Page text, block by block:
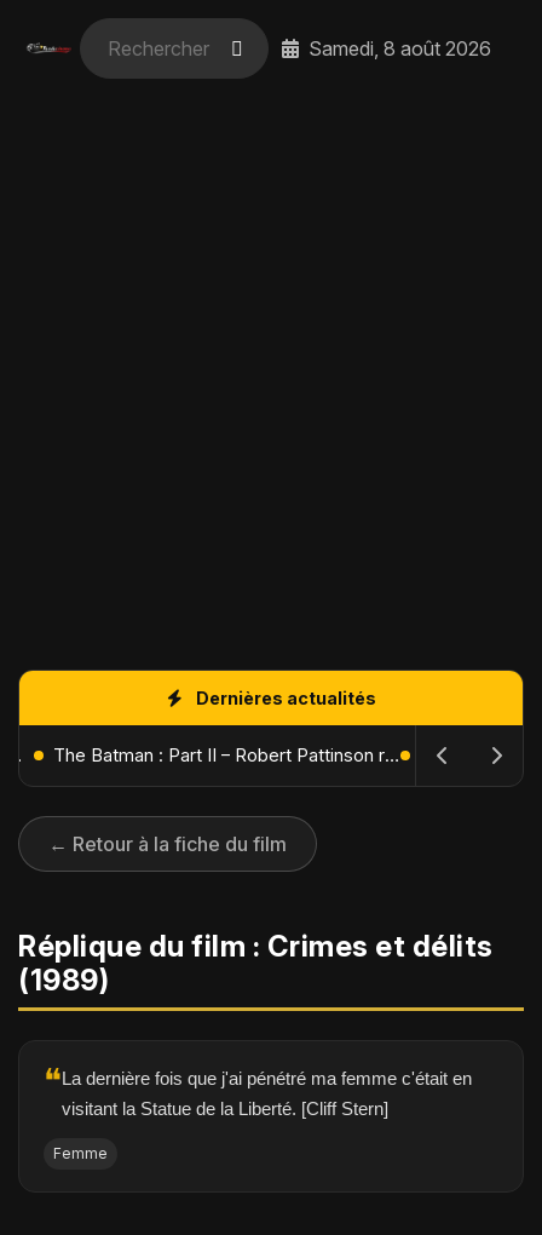
Samedi, 8 août 2026
Dernières actualités
L'Âge de Glace : Le Réveil du Volcan – Manny, Sid et Diego de retour pour une aventure explosive The Batman : Part II – Robert Pattinson replonge dans les ténèbres de Gotham dès octobre 2027
← Retour à la fiche du film
Réplique du film : Crimes et délits
(1989)
❝La dernière fois que j'ai pénétré ma femme c'était en
visitant la Statue de la Liberté. [Cliff Stern]
Femme